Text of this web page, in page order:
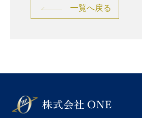
一覧へ戻る